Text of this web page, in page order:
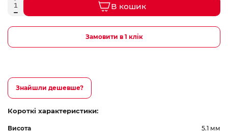
В кошик
Замовити в 1 клік
Знайшли дешевше?
Короткі характеристики:
Висота
5.1 мм